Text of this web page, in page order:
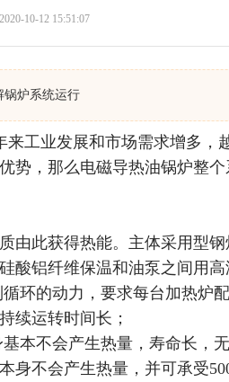
10-12 15:51:07
锅炉系统运行
工业发展和市场需求增多，
势，那么电磁导热油锅炉整个
由此获得热能。主体采用型
酸铝纤维保温和油泵之间用高
环的动力，要求每台加热炉
续运转时间长；
本不会产生热量，寿命长，
身不会产生热量，并可承受